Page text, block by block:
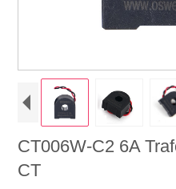
CT006W-C2 6A
CT